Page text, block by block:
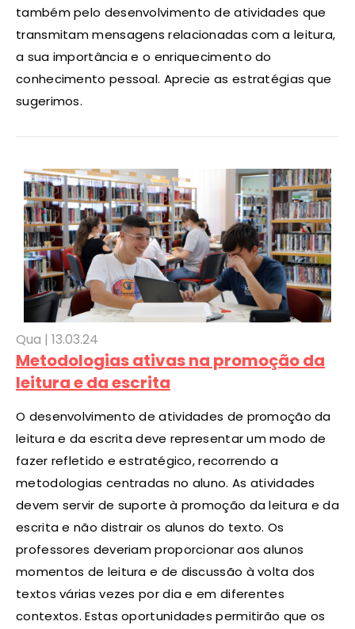
também pelo desenvolvimento de atividades que
transmitam mensagens relacionadas com a leitura,
a sua importância e o enriquecimento do
conhecimento pessoal. Aprecie as estratégias que
sugerimos.
Qua | 13.03.24
Metodologias ativas na promoção da
leitura e da escrita
O desenvolvimento de atividades de promoção da
leitura e da escrita deve representar um modo de
fazer refletido e estratégico, recorrendo a
metodologias centradas no aluno. As atividades
devem servir de suporte à promoção da leitura e da
escrita e não distrair os alunos do texto. Os
professores deveriam proporcionar aos alunos
momentos de leitura e de discussão à volta dos
textos várias vezes por dia e em diferentes
contextos. Estas oportunidades permitirão que os